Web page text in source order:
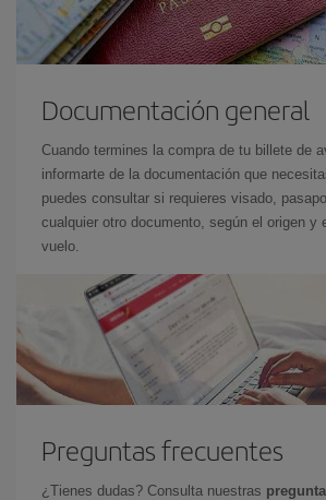
Documentación general
Cuando termines la compra de tu billete de
informarte de la documentación que
puedes consultar si requieres visado,
cualquier otro documento, según el origen y
vuelo.
Preguntas frecuentes
¿Tienes dudas? Consulta nuestras